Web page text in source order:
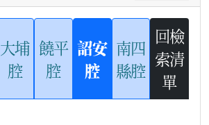
大埔
腔
饒平
腔
詔安
腔
南四
縣腔
回檢
索清
單